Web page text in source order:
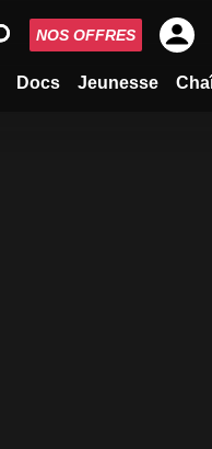
Docs Jeunesse
NOS OFFRES